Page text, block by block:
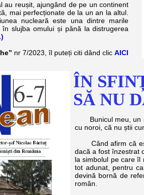
reușit, ajungând de pe un continent
mai perfecționate de la un an la altul.
nucleară este una dintre marile
slujba omului și până la distrugerea
nr 7/2023, îl puteți citi dând clicAICI
ÎN
SĂ NU
Bunicul meu, un
cu noroi, că nu știi
Când afirm că
dacă a fost înzestrat
la simbolul pe care îl
tot adunat, pentru
devină bornă de
român.